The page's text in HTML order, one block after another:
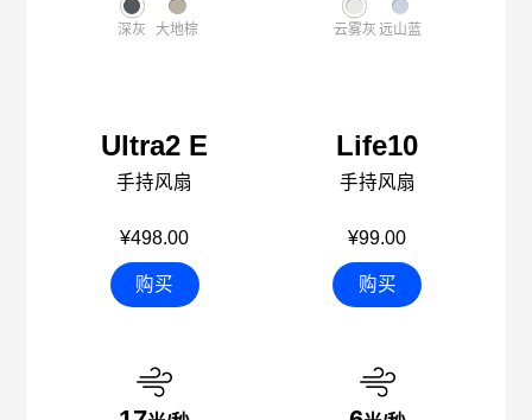
深灰 大地棕
Ultra2 E
手持风扇
¥498.00
购买
云雾灰 远山蓝
Life10
手持风扇
¥99.00
购买